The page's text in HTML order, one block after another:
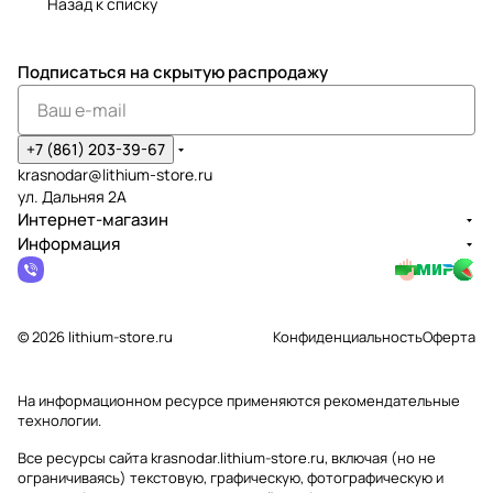
Подписаться на скрытую распродажу
+7 (861) 203-39-67
krasnodar@lithium-store.ru
ул. Дальняя 2А
Интернет-магазин
Информация
© 2026 lithium-store.ru КонфиденциальностьОферта
На информационном ресурсе применяютсярекомендательные
технологии.
Все ресурсы сайта krasnodar.lithium-store.ru, включая (но не
ограничиваясь) текстовую, графическую, фотографическую и